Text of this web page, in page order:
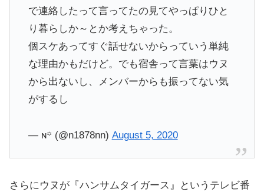
で連絡したって言ってたの見てやっぱりひと
り暮らしか～とか考えちゃった。
個スケあってすぐ話せないからっていう単純
な理由かもだけど。でも宿舎って言葉はウヌ
から出ないし、メンバーからも振ってない気
がするし
— ɴ꙳ (@n1878nn) August 5, 2020
さらにウヌが『ハンサムタイガース』というテレビ番